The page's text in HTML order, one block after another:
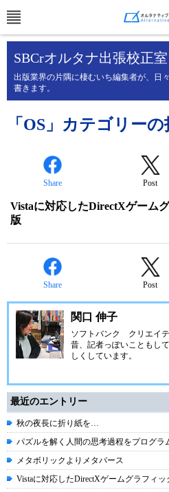
SBCrオルタナ出張校正室
出版業界の片隅に棲むいち編集者が、日
書きます。
「OS」カテゴリー
Share Post
Vistaに対応したDirectXゲーム
版
Share Post
関口 伸子
ソフトバンク クリエイ
昔、記者っぽいこともし
しくしています。
最近のエントリー
秋の夜長に折り紙を…
パズルを解く人間の思考過程をプログ
メタボリックよりメタバース
Vistaに対応したDirectXゲームグラフィ